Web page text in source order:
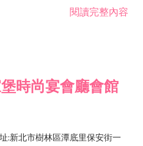
批發業 F204110 布疋、衣著、
花卉批發業 F101990 其他
品零售業 F203010 食品什貨、
閱讀完整內容
時尚宴會廳會館
:新北市樹林區潭底里保安街一